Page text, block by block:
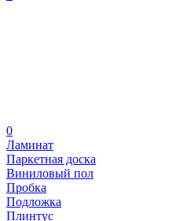
0
Ламинат
Паркетная доска
Виниловый пол
Пробка
Подложка
Плинтус